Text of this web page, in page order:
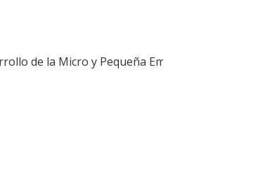
de la Micro y Pequeña Empresa (COPEME)